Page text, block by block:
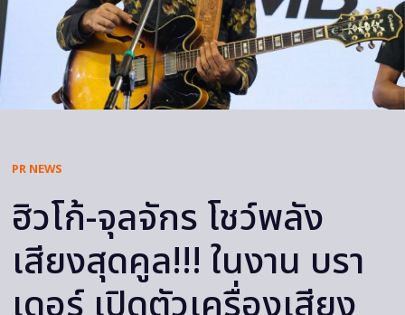
PR NEWS
ฮิวโก้-จุลจักร โชว์พลัง
เสียงสุดคูล!!! ในงาน บรา